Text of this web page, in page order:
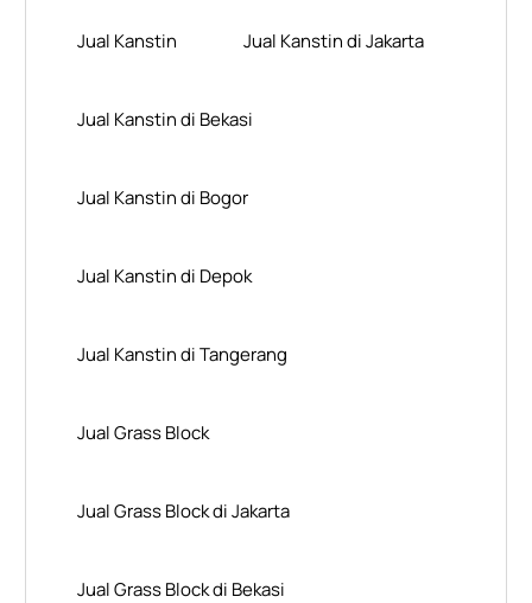
Jual Kanstin Jual Kanstin di Jakarta
Jual Kanstin di Bekasi
Jual Kanstin di Bogor
Jual Kanstin di Depok
Jual Kanstin di Tangerang
Jual Grass Block
Jual Grass Block di Jakarta
Jual Grass Block di Bekasi